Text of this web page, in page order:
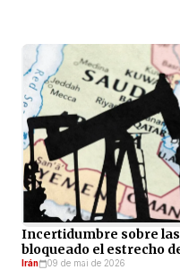
Incertidumbre sobre
bloqueado el estrecho
Irán 09 de mai de 2026